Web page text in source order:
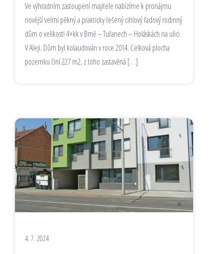
Ve výhradním zastoupení majitele nabízíme k pronájmu
novější velmi pěkný a prakticky řešený cihlový řadový rodinný
dům o velikosti 4+kk v Brně – Tuřanech – Holáskách na ulici
V Aleji. Dům byl kolaudován v roce 2014. Celková plocha
pozemku činí 227 m2, z toho zastavěná […]
4. 7. 2024